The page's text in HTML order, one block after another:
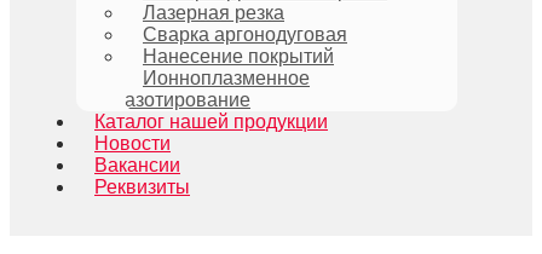
Лазерная резка
Сварка аргонодуговая
Нанесение покрытий
Ионноплазменное
азотирование
Каталог нашей продукции
Новости
Вакансии
Реквизиты